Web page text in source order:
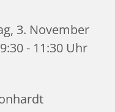
3. November
- 11:30 Uhr